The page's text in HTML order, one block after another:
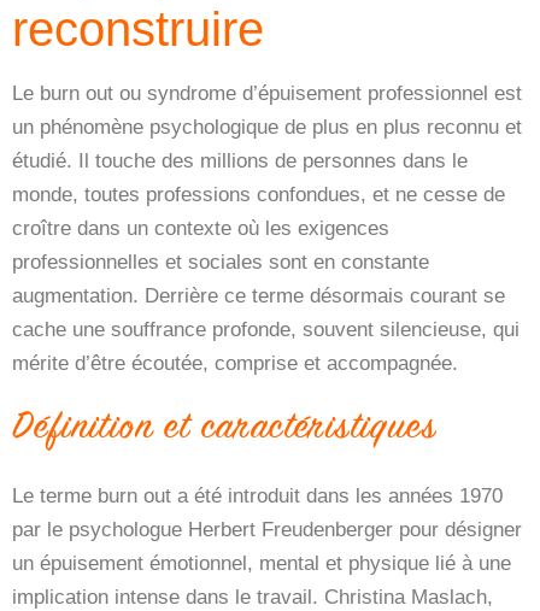
reconstruire
Le burn out ou syndrome d’épuisement professionnel est
un phénomène psychologique de plus en plus reconnu et
étudié. Il touche des millions de personnes dans le
monde, toutes professions confondues, et ne cesse de
croître dans un contexte où les exigences
professionnelles et sociales sont en constante
augmentation. Derrière ce terme désormais courant se
cache une souffrance profonde, souvent silencieuse, qui
mérite d’être écoutée, comprise et accompagnée.
Définition et caractéristiques
Le terme burn out a été introduit dans les années 1970
par le psychologue Herbert Freudenberger pour désigner
un épuisement émotionnel, mental et physique lié à une
implication intense dans le travail. Christina Maslach,